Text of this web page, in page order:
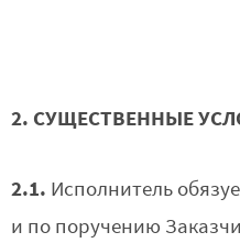
2. СУЩЕСТВЕННЫЕ
2.1. Исполнитель
и по поручению